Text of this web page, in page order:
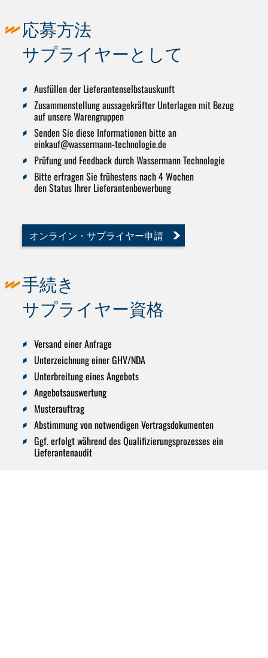
応募方法
サプライヤーとして
Ausfüllen der Lieferantenselbstauskunft
Zusammenstellung aussagekräfter Unterlagen mit Bezug
auf unsere Warengruppen
Senden Sie diese Informationen bitte an
einkauf@wassermann-technologie.de
Prüfung und Feedback durch Wassermann Technologie
Bitte erfragen Sie frühestens nach 4 Wochen
den Status Ihrer Lieferantenbewerbung
オンライン・サプライヤー申請
手続き
サプライヤー資格
Versand einer Anfrage
Unterzeichnung einer GHV/NDA
Unterbreitung eines Angebots
Angebotsauswertung
Musterauftrag
Abstimmung von notwendigen Vertragsdokumenten
Ggf. erfolgt während des Qualifizierungsprozesses ein
Lieferantenaudit